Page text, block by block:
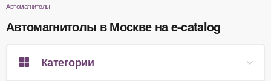
Автомагнитолы
Автомагнитолы в Москве на e-catalog
Категории